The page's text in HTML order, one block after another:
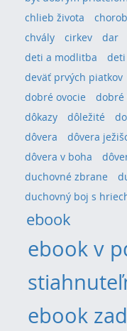
chlieb života
chvály
cirkev dar
deti a modlitba
deväť prvých piatkov
dobré ovocie
dobré
dôkazy
dôležité
dôvera
dôvera
dôvera v boha
duchovné zbrane
duchovný boj s
ebook
ebook v
ebook